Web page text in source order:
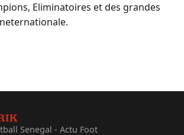
Eliminatoires et des grandes
Senegal - Actu Foot